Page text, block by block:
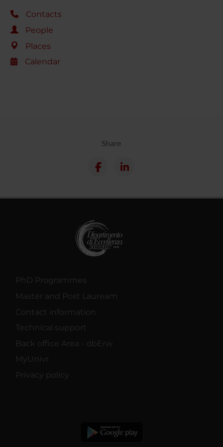
Contacts
People
Places
Calendar
Share
PhD Programmes
Master and Post Lauream
Contact information
Technical support
Back office Area - dbErw
MyUnivr
Privacy policy